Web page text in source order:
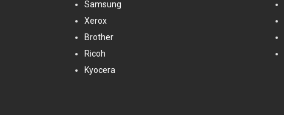
Samsung
Xerox
Brother
Ricoh
Kyocera